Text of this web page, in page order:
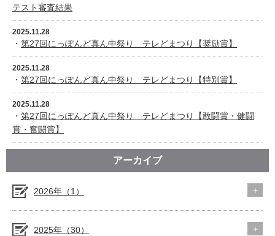
テスト審査結果
2025.11.28
・ 第27回にっぽんど真ん中祭り テレどまつり【奨励賞】
2025.11.28
・ 第27回にっぽんど真ん中祭り テレどまつり【特別賞】
2025.11.28
・ 第27回にっぽんど真ん中祭り テレどまつり【敢闘賞・健闘
賞・奮闘賞】
アーカイブ
2026年（1）
2025年（30）